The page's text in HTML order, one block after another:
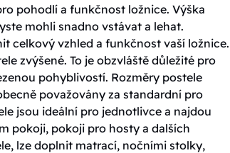
pohodlí a funkčnost ložnice. Výška
mohli snadno vstávat a lehat.
celkový vzhled a funkčnost vaší ložnice.
zvýšené. To je obzvláště důležité pro
pohyblivostí. Rozměry postele
považovány za standardní pro
jsou ideální pro jednotlivce a najdou
pokoji, pokoji pro hosty a dalších
lze doplnit matrací, nočními stolky,